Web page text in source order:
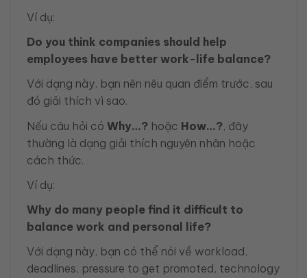
Ví dụ:
Do you think companies should help
employees have better work-life balance?
Với dạng này, bạn nên nêu quan điểm trước, sau
đó giải thích vì sao.
Nếu câu hỏi có Why…? hoặc How…?, đây
thường là dạng giải thích nguyên nhân hoặc
cách thức.
Ví dụ:
Why do many people find it difficult to
balance work and personal life?
Với dạng này, bạn có thể nói về workload,
deadlines, pressure to get promoted, technology